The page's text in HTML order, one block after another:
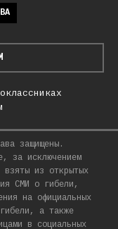
защищены.
за исключением
взяты из открытых
СМИ о гибели,
на официальных
а также
в социальных